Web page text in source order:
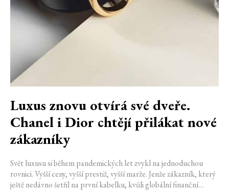
Luxus znovu otvírá své dveře.
Chanel i Dior chtějí přilákat nové
zákazníky
Svět luxusu si během pandemických let zvykl na jednoduchou
rovnici. Vyšší ceny, vyšší prestiž, vyšší marže. Jenže zákazník, který
ještě nedávno šetřil na první kabelku, kvůli globální finanční